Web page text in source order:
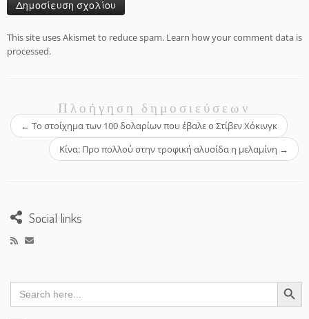
This site uses Akismet to reduce spam. Learn how your comment data is
processed.
Πλοήγηση δημοσιεύσεων
← Το στοίχημα των 100 δολαρίων που έβαλε ο Στίβεν Χόκινγκ
Κίνα: Προ πολλού στην τροφική αλυσίδα η μελαμίνη →
Social links
Search
for:
Search Button